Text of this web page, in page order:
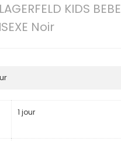
KIDS BEBE
Noir
1 jour